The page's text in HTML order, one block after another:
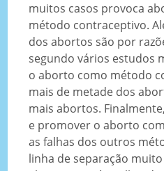
muitos casos provoca
método contraceptivo.
dos abortos são por
segundo vários estudos
o aborto como método
mais de metade dos
mais abortos.
e promover o aborto
as falhas dos outros
linha de separação